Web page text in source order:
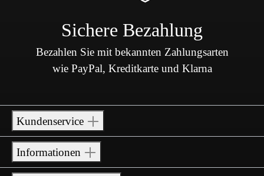
Sichere Bezahlung
Bezahlen Sie mit bekannten Zahlungsarten
wie PayPal, Kreditkarte und Klarna
Kundenservice
Informationen